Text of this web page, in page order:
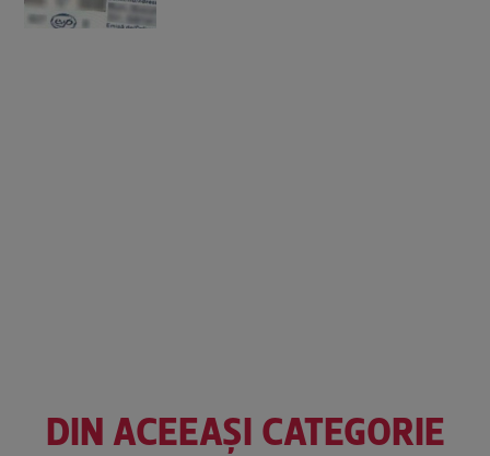
DIN ACEEAȘI CATEGORIE